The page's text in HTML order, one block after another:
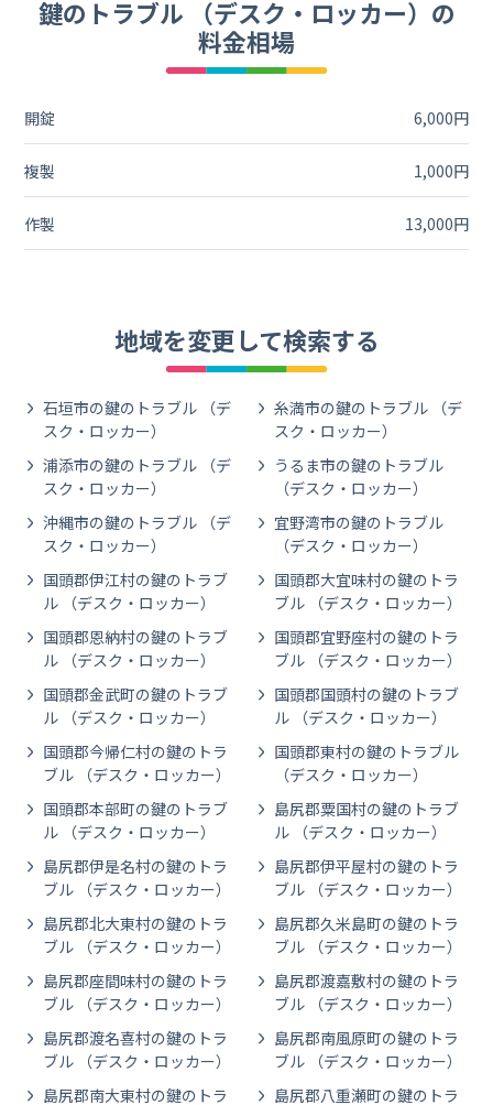
鍵のトラブル （デスク・ロッカー）の
料金相場
開錠 6,000円
複製 1,000円
作製 13,000円
地域を変更して検索する
石垣市の鍵のトラブル （デ
スク・ロッカー）
糸満市の鍵のトラブル （デ
スク・ロッカー）
浦添市の鍵のトラブル （デ
スク・ロッカー）
うるま市の鍵のトラブル
（デスク・ロッカー）
沖縄市の鍵のトラブル （デ
スク・ロッカー）
宜野湾市の鍵のトラブル
（デスク・ロッカー）
国頭郡伊江村の鍵のトラブ
ル （デスク・ロッカー）
国頭郡大宜味村の鍵のトラ
ブル （デスク・ロッカー）
国頭郡恩納村の鍵のトラブ
ル （デスク・ロッカー）
国頭郡宜野座村の鍵のトラ
ブル （デスク・ロッカー）
国頭郡金武町の鍵のトラブ
ル （デスク・ロッカー）
国頭郡国頭村の鍵のトラブ
ル （デスク・ロッカー）
国頭郡今帰仁村の鍵のトラ
ブル （デスク・ロッカー）
国頭郡東村の鍵のトラブル
（デスク・ロッカー）
国頭郡本部町の鍵のトラブ
ル （デスク・ロッカー）
島尻郡粟国村の鍵のトラブ
ル （デスク・ロッカー）
島尻郡伊是名村の鍵のトラ
ブル （デスク・ロッカー）
島尻郡伊平屋村の鍵のトラ
ブル （デスク・ロッカー）
島尻郡北大東村の鍵のトラ
ブル （デスク・ロッカー）
島尻郡久米島町の鍵のトラ
ブル （デスク・ロッカー）
島尻郡座間味村の鍵のトラ
ブル （デスク・ロッカー）
島尻郡渡嘉敷村の鍵のトラ
ブル （デスク・ロッカー）
島尻郡渡名喜村の鍵のトラ
ブル （デスク・ロッカー）
島尻郡南風原町の鍵のトラ
ブル （デスク・ロッカー）
島尻郡南大東村の鍵のトラ
島尻郡八重瀬町の鍵のトラ